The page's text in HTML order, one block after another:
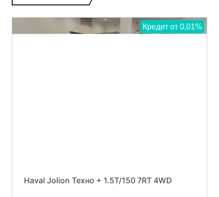
Кредит от 0,01%
Haval Jolion Техно + 1.5T/150 7RT 4WD